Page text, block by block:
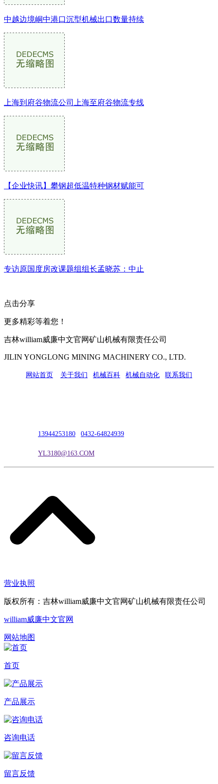
中越边境峒中港口沉型机械出口数量持续
上海到府谷物流公司上海至府谷物流专线
【企业快讯】攀钢超低温特种钢材赋能可
专访原国度房改课题组组长孟晓苏：中止
点击分享
更多精彩等着您！
吉林william威廉中文官网矿山机械有限责任公司
JILIN YONGLONG MINING MACHINERY CO., LTD.
网站首页 关于我们 机械百科 机械自动化 联系我们
13944253180 0432-64824939
YL3180@163.COM
营业执照
版权所有：吉林william威廉中文官网矿山机械有限责任公司
william威廉中文官网
网站地图
首页
产品展示
咨询电话
留言反馈